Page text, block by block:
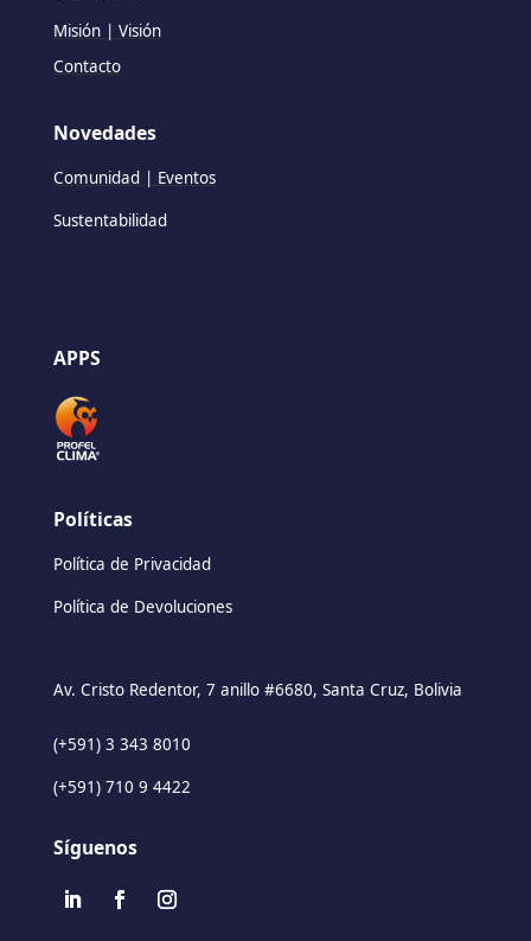
Misión | Visión
Contacto
Novedades
Comunidad | Eventos
Sustentabilidad
APPS
Políticas
Política de Privacidad
Política de Devoluciones
Av. Cristo Redentor, 7 anillo #6680, Santa Cruz, Bolivia
(+591) 3 343 8010
(+591) 710 9 4422
Síguenos